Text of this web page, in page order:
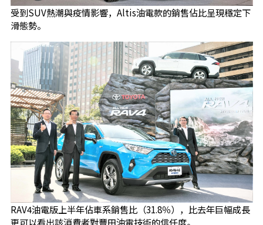
​受到SUV熱潮與疫情影響，Altis油電款的銷售佔比呈現穩定下
滑態勢。
RAV4油電版上半年佔車系銷售比（31.8％），比去年巨幅成長
更可以看出該消費者對豐田油電技術的信任度。